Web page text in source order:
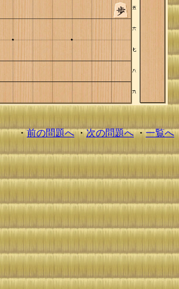
・前の問題へ・次の問題へ・一覧へ